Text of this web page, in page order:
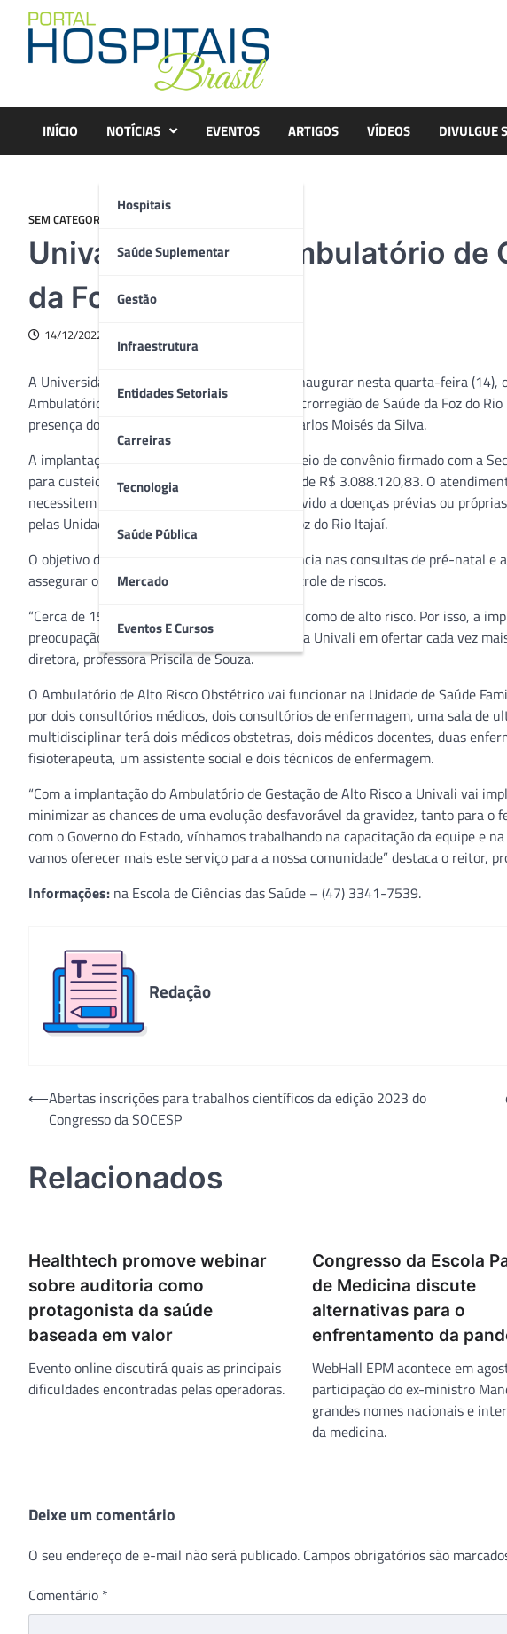
content
INÍCIO NOTÍCIAS
Hospitais
Saúde Suplementar
Gestão
Infraestrutura
Entidades Setoriais
Carreiras
Tecnologia
Saúde Pública
Mercado
Eventos E Cursos
EVENTOS ARTIGOS VÍDEOS DIVULGUE
SEM CATEGORIA
Univali inaugura Ambulatório de
da Foz do Rio Itajaí
14/12/2022
A Universidade do Vale do Itajaí (Univali) vai inaugurar nesta quarta-feira (14),
Ambulatório de Gestação de Alto Risco da Macrorregião de Saúde da Foz do
presença do governador de Santa Catarina, Carlos Moisés da Silva.
A implantação do serviço foi viabilizada por meio de convênio firmado com a
para custeio e manutenção do Ambulatório é de R$ 3.088.120,83. O
necessitem de acompanhamento periódico devido a doenças prévias ou
pelas Unidades de Saúde dos municípios da Foz do Rio Itajaí.
O objetivo do serviço é garantir maior frequência nas consultas de pré-natal e
assegurar o acesso a medicamentos para controle de riscos.
“Cerca de 15% das gestações são classificadas como de alto risco. Por isso, a
preocupação da Escola de Ciências da Saúde da Univali em ofertar cada vez
diretora, professora Priscila de Souza.
O Ambulatório de Alto Risco Obstétrico vai funcionar na Unidade de Saúde
por dois consultórios médicos, dois consultórios de enfermagem, uma sala de
multidisciplinar terá dois médicos obstetras, dois médicos docentes, duas
fisioterapeuta, um assistente social e dois técnicos de enfermagem.
“Com a implantação do Ambulatório de Gestação de Alto Risco a Univali vai
minimizar as chances de uma evolução desfavorável da gravidez, tanto para o
com o Governo do Estado, vínhamos trabalhando na capacitação da equipe e
vamos oferecer mais este serviço para a nossa comunidade” destaca o reitor,
Informações: na Escola de Ciências das Saúde – (47) 3341-7539.
Redação
Navegação
⟵Abertas inscrições para trabalhos científicos da edição 2023 do
Congresso da SOCESP
Relacionados
Healthtech promove webinar
sobre auditoria como
protagonista da saúde
baseada em valor
Evento online discutirá quais as principais
dificuldades encontradas pelas operadoras.
Congresso da Escola
de Medicina discute
alternativas para o
enfrentamento da
WebHall EPM acontece em
participação do ex-ministro
grandes nomes nacionais e
da medicina.
Deixe um comentário
O seu endereço de e-mail não será publicado. Campos obrigatórios são
Comentário *